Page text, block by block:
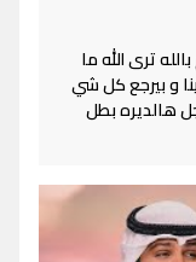
ترى الله ما
و بيرجع كل شي
هالديره بطل